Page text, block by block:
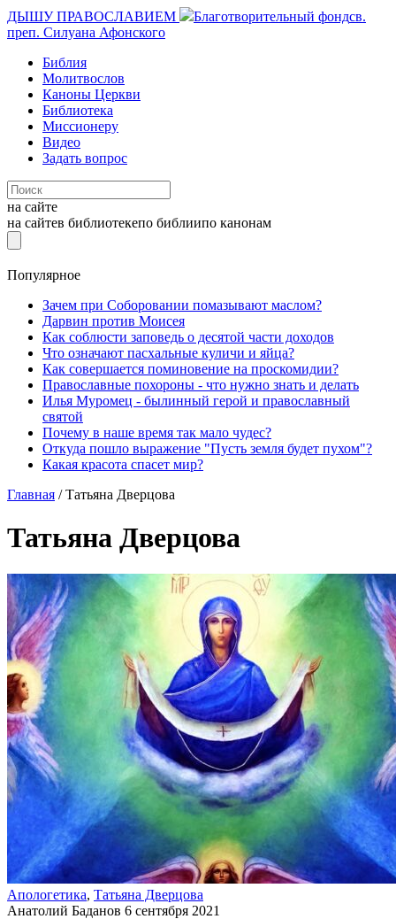
ДЫШУ ПРАВОСЛАВИЕМ Благотворительный фондсв.
преп. Силуана Афонского
Библия
Молитвослов
Каноны Церкви
Библиотека
Миссионеру
Видео
Задать вопрос
на сайте
на сайтев библиотекепо библиипо канонам
Популярное
Зачем при Соборовании помазывают маслом?
Дарвин против Моисея
Как соблюсти заповедь о десятой части доходов
Что означают пасхальные куличи и яйца?
Как совершается поминовение на проскомидии?
Православные похороны - что нужно знать и делать
Илья Муромец - былинный герой и православный
святой
Почему в наше время так мало чудес?
Откуда пошло выражение "Пусть земля будет пухом"?
Какая красота спасет мир?
Главная /Татьяна Дверцова
Татьяна Дверцова
Апологетика, Татьяна Дверцова
Анатолий Баданов 6 сентября 2021